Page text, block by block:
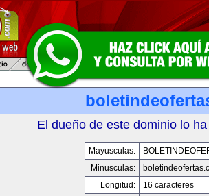
El dueño de este dominio lo
Mayusculas:
Minusculas:
Longitud:
16 caracteres